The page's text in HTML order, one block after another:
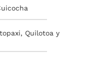
Quilotoa y